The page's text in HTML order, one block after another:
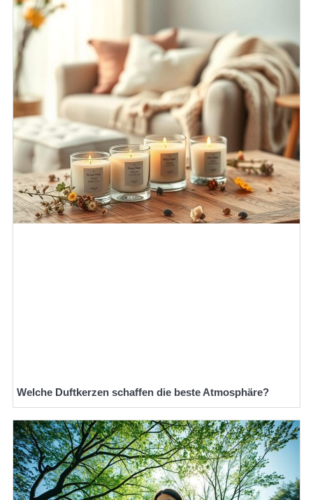
Welche Duftkerzen schaffen die beste Atmosphäre?